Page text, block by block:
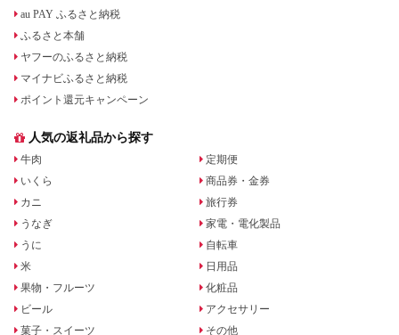
au PAY ふるさと納税
ふるさと本舗
ヤフーのふるさと納税
マイナビふるさと納税
ポイント還元キャンペーン
人気の返礼品から探す
牛肉
いくら
カニ
うなぎ
うに
米
果物・フルーツ
ビール
菓子・スイーツ
定期便
商品券・金券
旅行券
家電・電化製品
自転車
日用品
化粧品
アクセサリー
その他